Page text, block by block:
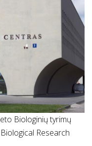
Biologinių tyrimų
Research